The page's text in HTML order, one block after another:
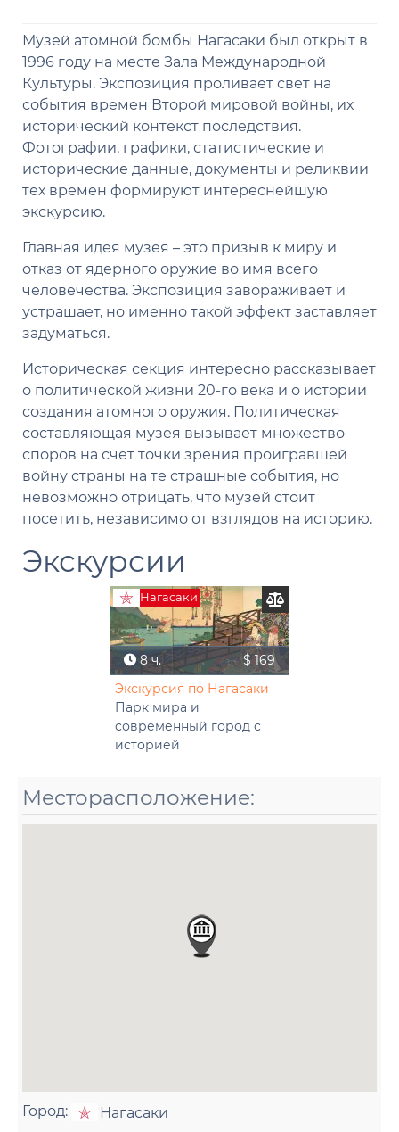
Музей атомной бомбы Нагасаки был открыт в
1996 году на месте Зала Международной
Культуры. Экспозиция проливает свет на
события времен Второй мировой войны, их
исторический контекст последствия.
Фотографии, графики, статистические и
исторические данные, документы и реликвии
тех времен формируют интереснейшую
экскурсию.
Главная идея музея – это призыв к миру и
отказ от ядерного оружие во имя всего
человечества. Экспозиция завораживает и
устрашает, но именно такой эффект заставляет
задуматься.
Историческая секция интересно рассказывает
о политической жизни 20-го века и о истории
создания атомного оружия. Политическая
составляющая музея вызывает множество
споров на счет точки зрения проигравшей
войну страны на те страшные события, но
невозможно отрицать, что музей стоит
посетить, независимо от взглядов на историю.
Экскурсии
Нагасаки
8 ч.
$ 169
Экскурсия по Нагасаки
Парк мира и
современный город с
историей
Месторасположение:
Город: Нагасаки